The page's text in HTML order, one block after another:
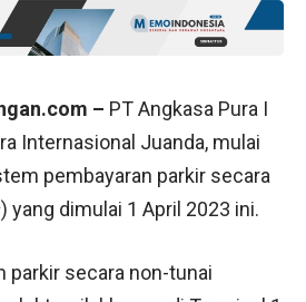
– PT Angkasa Pura I
Internasional Juanda, mulai
pembayaran parkir secara
) yang dimulai 1 April 2023 ini.
parkir secara non-tunai